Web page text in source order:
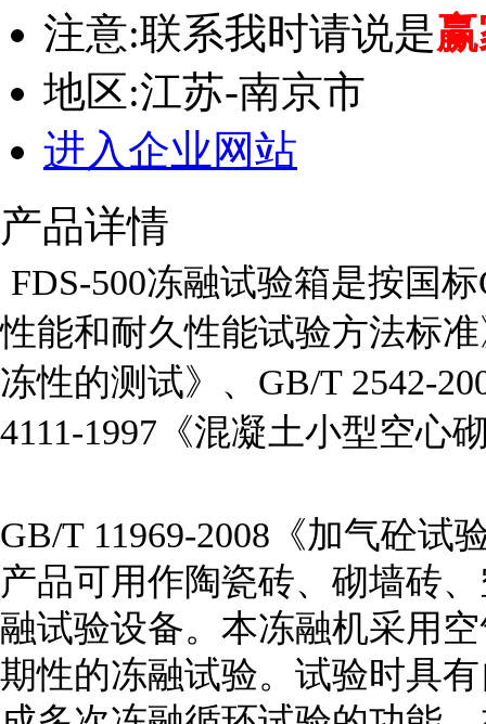
注意:联系我时请说是
地区:江苏-南京市
进入企业网站
产品详情
FDS-500冻融试验箱是按国标
性能和耐久性能试验方法标
冻性的测试》、 GB/T 2542-
4111-1997 《混凝土小型空心
GB/T 11969-2008 《加气砼试
产品可用作陶瓷砖、砌墙砖
融试验设备。本冻融机采用
期性的冻融试验。试验时具